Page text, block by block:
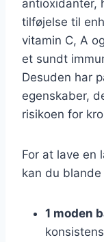
antioxidanter,
tilføjelse til
vitamin C, A
et sundt
Desuden har
egenskaber,
risikoen for
For at lave en
kan du
1 moden